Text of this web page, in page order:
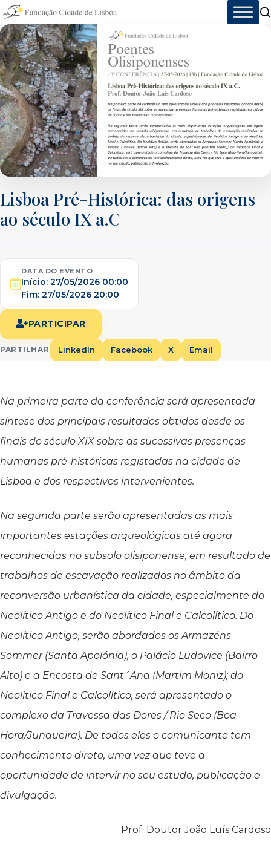
Skip
to
content
Lisboa Pré-Histórica: das origens
ao século IX a.C
DATA DO EVENTO
Início: 27/05/2026 00:00
Fim: 27/05/2026 20:00
PARTICIPAR
PARTILHAR LinkedIn Facebook X Email
Na primeira parte da conferência será apresentada
síntese dos principais resultados obtidos desde os
finais do século XIX sobre as sucessivas presenças
humanas pré-históricas registadas na cidade de
Lisboa e dos respectivos intervenientes.
Na segunda parte serão apresentadas as mais
importantes estações arqueológicas até agora
reconhecidas no subsolo olisiponense, em resultado de
trabalhos de escavação realizados no âmbito da
reconversão urbanística da cidade, especialmente do
Neolítico Antigo e do Neolítico Final e Calcolítico. Do
Neolítico Antigo, serão abordados os Armazéns
Sommer (Santa Apolónia), o Palácio Ludovice (Bairro
Alto) e a Encosta de Sant´Ana (Martim Moniz); do
Neolítico Final e Calcolítico, será apresentado o
complexo da Travessa das Dores / Rio Seco (Boa-
Hora/Junqueira). De todos eles o comunicante tem
conhecimento direto, uma vez que teve a
oportunidade de intervir no seu estudo, publicação e
divulgação.
Prof. Doutor João Luís Cardoso